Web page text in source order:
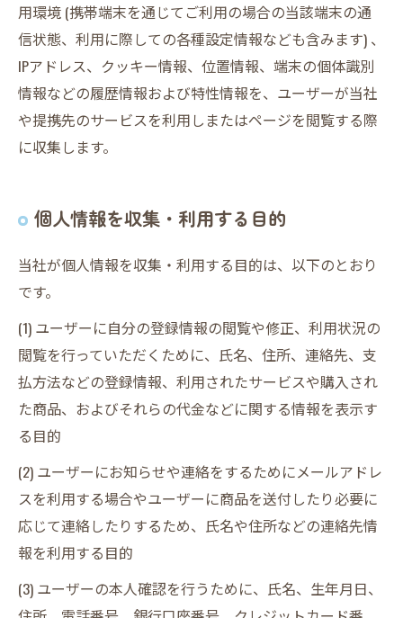
用環境 (携帯端末を通じてご利用の場合の当該端末の通
信状態、利用に際しての各種設定情報なども含みます) 、
IPアドレス、クッキー情報、位置情報、端末の個体識別
情報などの履歴情報および特性情報を、ユーザーが当社
や提携先のサービスを利用しまたはページを閲覧する際
に収集します。
個人情報を収集・利用する目的
当社が個人情報を収集・利用する目的は、以下のとおり
です。
(1) ユーザーに自分の登録情報の閲覧や修正、利用状況の
閲覧を行っていただくために、氏名、住所、連絡先、支
払方法などの登録情報、利用されたサービスや購入され
た商品、およびそれらの代金などに関する情報を表示す
る目的
(2) ユーザーにお知らせや連絡をするためにメールアドレ
スを利用する場合やユーザーに商品を送付したり必要に
応じて連絡したりするため、氏名や住所などの連絡先情
報を利用する目的
(3) ユーザーの本人確認を行うために、氏名、生年月日、